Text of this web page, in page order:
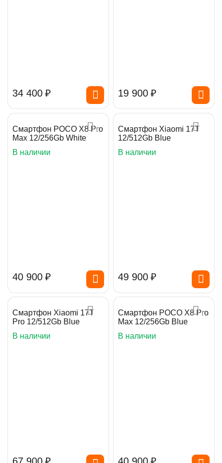
34 400 ₽ 19 900 ₽
Смартфон POCO X8 Pro
Max 12/256Gb White
В наличии
40 900 ₽
Смартфон Xiaomi 17T
12/512Gb Blue
В наличии
49 900 ₽
Смартфон Xiaomi 17T
Pro 12/512Gb Blue
В наличии
Смартфон POCO X8 Pro
Max 12/256Gb Blue
В наличии